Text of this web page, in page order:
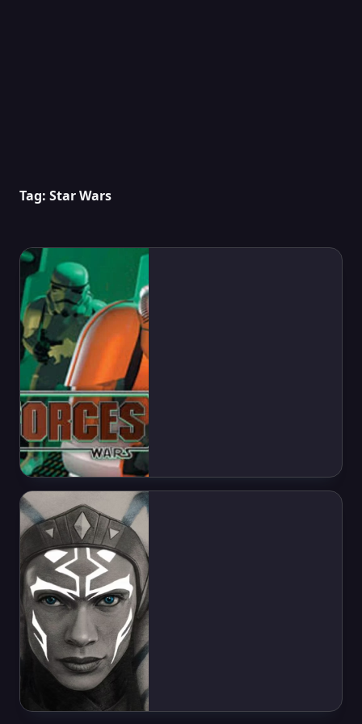
Tag: Star Wars
Dark Forces Remaster é Anunciado
Após 28 anos do seu lançamento, Star Wars:
Dark Forces receberá remaster desenvolvido
pela Nightdive Studios.